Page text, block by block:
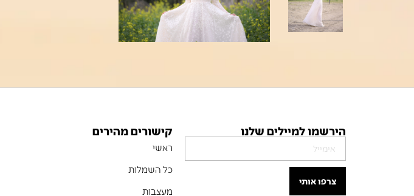
הירשמו למיילים שלנו
צרפו אותי
קישורים מהירים
ראשי
כל השמלות
מעצבות